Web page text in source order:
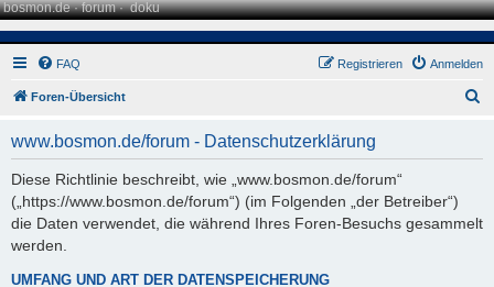
bosmon.de·forum·doku
FAQ Anmelden
Registrieren
Foren-Übersicht
www.bosmon.de/forum - Datenschutzerklärung
Diese Richtlinie beschreibt, wie „www.bosmon.de/forum“
(„https://www.bosmon.de/forum“) (im Folgenden „der Betreiber“)
die Daten verwendet, die während Ihres Foren-Besuchs gesammelt
werden.
UMFANG UND ART DER DATENSPEICHERUNG